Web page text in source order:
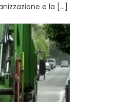
e la […]